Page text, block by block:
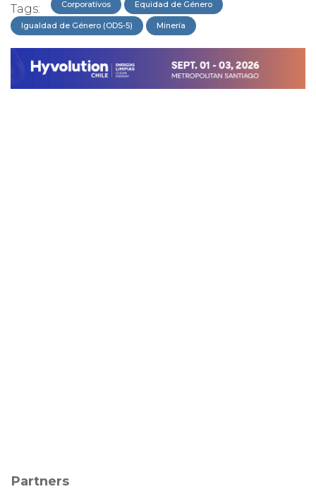
Tags: Corporativos Equidad de Género
Igualdad de Género (ODS-5) Minería
Partners